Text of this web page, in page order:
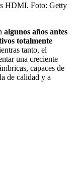
HDMI. Foto: Getty
algunos años antes
totalmente
tanto, el
una creciente
capaces de
de calidad y a